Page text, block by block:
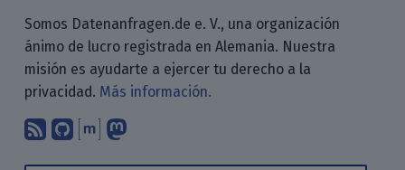
Somos Datenanfragen.de e. V., una organización
ánimo de lucro registrada en Alemania. Nuestra
misión es ayudarte a ejercer tu derecho a la
privacidad. Más información.
Suscríbete a nuestro blog a través
Encuéntranos en GitHub
Encuéntranos en Matrix